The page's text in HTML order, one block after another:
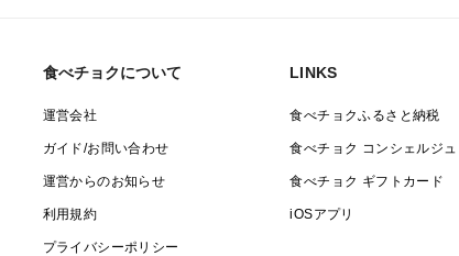
食べチョクについて
運営会社
ガイド/お問い合わせ
運営からのお知らせ
利用規約
プライバシーポリシー
LINKS
食べチョクふるさと納税
食べチョク コンシェルジュ
食べチョク ギフトカード
iOSアプリ